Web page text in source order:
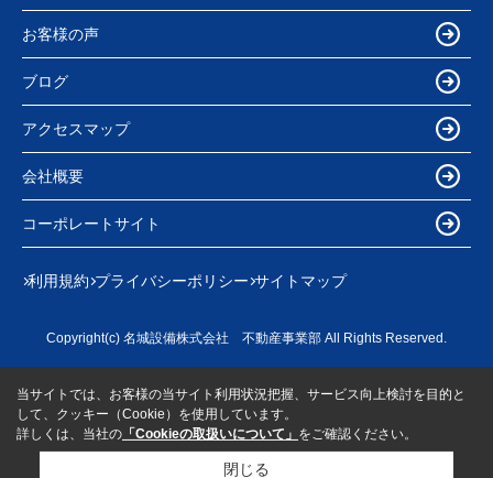
お客様の声
ブログ
アクセスマップ
会社概要
コーポレートサイト
利用規約 プライバシーポリシー サイトマップ
Copyright(c) 名城設備株式会社 不動産事業部 All Rights Reserved.
当サイトでは、お客様の当サイト利用状況把握、サービス向上検討を目的と
して、クッキー（Cookie）を使用しています。
詳しくは、当社の 「Cookieの取扱いについて」 をご確認ください。
閉じる